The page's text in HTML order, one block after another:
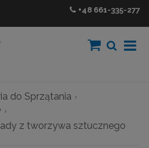
+48 661-335-277
do Sprzątania
z tworzywa sztucznego